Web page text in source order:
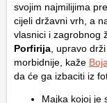
svojim najmilijima
cijeli državni vrh, a
vlasnici i zagrobnog
Porfirija , upravo
morbidnije, kaže
da će ga izbaciti iz
Majka kojoj je